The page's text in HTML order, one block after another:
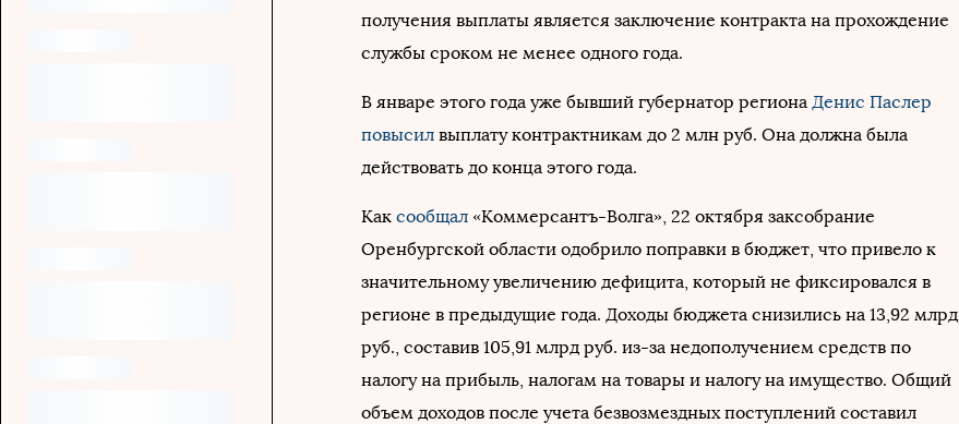
получения выплаты является заключение контракта на прохождение
службы сроком не менее одного года.
В январе этого года уже бывший губернатор региона Денис Паслер
повысил выплату контрактникам до 2 млн руб. Она должна была
действовать до конца этого года.
Как сообщал «Коммерсантъ-Волга», 22 октября заксобрание
Оренбургской области одобрило поправки в бюджет, что привело к
значительному увеличению дефицита, который не фиксировался в
регионе в предыдущие года. Доходы бюджета снизились на 13,92 млрд
руб., составив 105,91 млрд руб. из-за недополучением средств по
налогу на прибыль, налогам на товары и налогу на имущество. Общий
объем доходов после учета безвозмездных поступлений составил